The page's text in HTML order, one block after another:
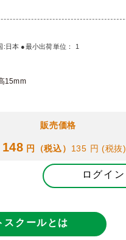
日本 ●最小出荷単位： 1
15mm
販売価格
148 円（税込） 135 円 (税抜)
ログイン
スクールとは